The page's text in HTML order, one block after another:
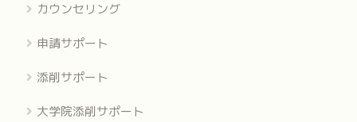
カウンセリング
申請サポート
添削サポート
大学院添削サポート